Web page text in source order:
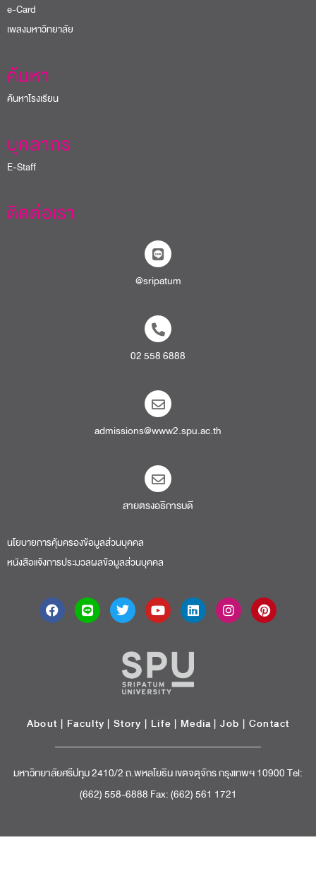
e-Card
เพลงมหาวิทยาลัย
ค้นหา
ค้นหาโรงเรียน
บุคลากร
E-Staff
ติดต่อเรา
@sripatum
02 558 6888
admissions@www2.spu.ac.th
สายตรงอธิการบดี​
นโยบายการคุ้มครองข้อมูลส่วนบุคคล
หนังสือแจ้งการประมวลผลข้อมูลส่วนบุคคล
About | Faculty | Story | Life | Media |Job | Contact
มหาวิทยาลัยศรีปทุม 2410/2 ถ.พหลโยธิน เขตจตุจักร กรุงเทพฯ 10900 Tel:
(662) 558-6888 Fax: (662) 561 1721